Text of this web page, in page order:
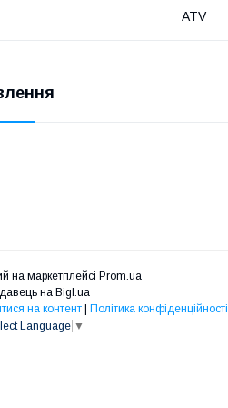
ATV
на маркетплейсі Prom.ua
на Bigl.ua
на контент | Політика конфіденційності
Language ▼